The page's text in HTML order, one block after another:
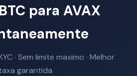
para AVAX
· Sem limite maximo · Melhor
garantida